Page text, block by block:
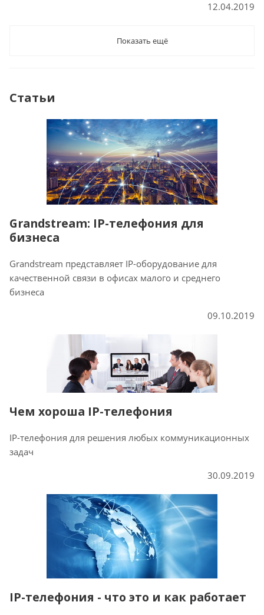
12.04.2019
Показать ещё
Статьи
Grandstream: IP-телефония для
бизнеса
Grandstream представляет IP-оборудование для
качественной связи в офисах малого и среднего
бизнеса
09.10.2019
Чем хороша IP-телефония
IP-телефония для решения любых коммуникационных
задач
30.09.2019
IP-телефония - что это и как работает